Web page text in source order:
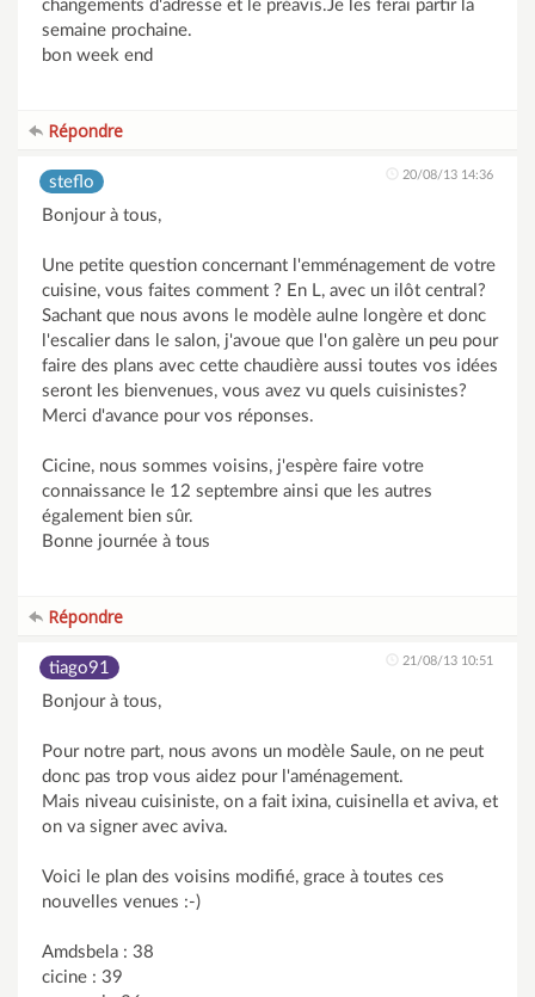
changements d'adresse et le préavis.Je les ferai partir la
semaine prochaine.
bon week end
Répondre
steflo 20/08/13 14:36
Bonjour à tous,
Une petite question concernant l'emménagement de votre
cuisine, vous faites comment ? En L, avec un ilôt central?
Sachant que nous avons le modèle aulne longère et donc
l'escalier dans le salon, j'avoue que l'on galère un peu pour
faire des plans avec cette chaudière aussi toutes vos idées
seront les bienvenues, vous avez vu quels cuisinistes?
Merci d'avance pour vos réponses.
Cicine, nous sommes voisins, j'espère faire votre
connaissance le 12 septembre ainsi que les autres
également bien sûr.
Bonne journée à tous
Répondre
tiago91 21/08/13 10:51
Bonjour à tous,
Pour notre part, nous avons un modèle Saule, on ne peut
donc pas trop vous aidez pour l'aménagement.
Mais niveau cuisiniste, on a fait ixina, cuisinella et aviva, et
on va signer avec aviva.
Voici le plan des voisins modifié, grace à toutes ces
nouvelles venues :-)
Amdsbela : 38
cicine : 39